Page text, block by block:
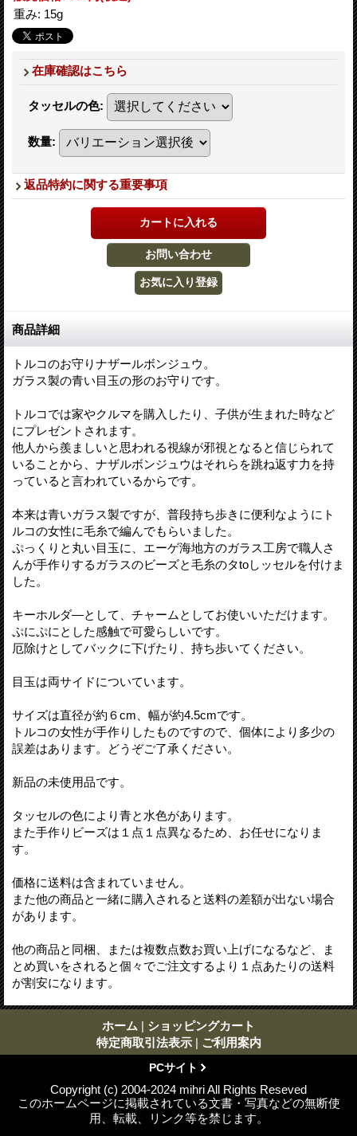
重み: 15g
在庫確認はこちら
タッセルの色:
数量:
返品特約に関する重要事項
商品詳細
トルコのお守りナザールボンジュウ。
ガラス製の青い目玉の形のお守りです。
トルコでは家やクルマを購入したり、子供が生まれた時など
にプレゼントされます。
他人から羨ましいと思われる視線が邪視となると信じられて
いることから、ナザルボンジュウはそれらを跳ね返す力を持
っていると言われているからです。
本来は青いガラス製ですが、普段持ち歩きに便利なようにト
ルコの女性に毛糸で編んでもらいました。
ぷっくりと丸い目玉に、エーゲ海地方のガラス工房で職人さ
んが手作りするガラスのビーズと毛糸のタtoしッセルを付けま
した。
キーホルダ―として、チャームとしてお使いいただけます。
ぷにぷにとした感触で可愛らしいです。
厄除けとしてバックに下げたり、持ち歩いてください。
目玉は両サイドについています。
サイズは直径が約６cm、幅が約4.5cmです。
トルコの女性が手作りしたものですので、個体により多少の
誤差はあります。どうぞご了承ください。
新品の未使用品です。
タッセルの色により青と水色があります。
また手作りビーズは１点１点異なるため、お任せになりま
す。
価格に送料は含まれていません。
また他の商品と一緒に購入されると送料の差額が出ない場合
があります。
他の商品と同梱、または複数点数お買い上げになるなど、ま
とめ買いをされると個々でご注文するより１点あたりの送料
が割安になります。
ホーム | ショッピングカート
特定商取引法表示 | ご利用案内
PCサイト
Copyright (c) 2004-2024 mihri All Rights Reseved
このホームページに掲載されている文書・写真などの無断使
用、転載、リンク等を禁じます。